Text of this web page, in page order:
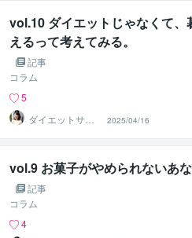
vol.10 ダイエットじゃなくて、
えるって考えてみる。
記事
コラム
5
ダイエットサポ
ーター＊管理栄
養士ちえ
2025/04/16
vol.9 お菓子がやめられないあな
記事
コラム
4